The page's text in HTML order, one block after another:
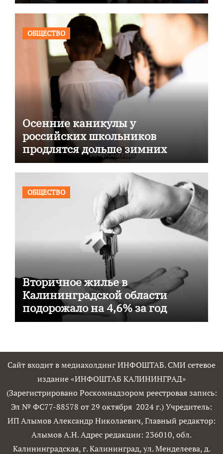
ОБЩЕСТВО
Осенние каникулы у
российских школьников
продлятся дольше зимних
ОБЩЕСТВО
Вторичное жилье в
Калининградской области
подорожало на 4,6% за год
Сайт входит в медиахолдинг ИНФОШТАБ. СМИ сетевое
издание «ИНФОШТАБ КАЛИНИНГРАД»
(Зарегистрировано Роскомнадзором реестровая запись:
Эл № ФС77-88578 от 29 октября 2024 г.) Учредитель:
ИП Алымов Александр Николаевич, Главный редактор:
Алымов А.Н. Адрес редакции: 236010, обл.
Калининградская, г. Калининград, ул. Менделеева, д.